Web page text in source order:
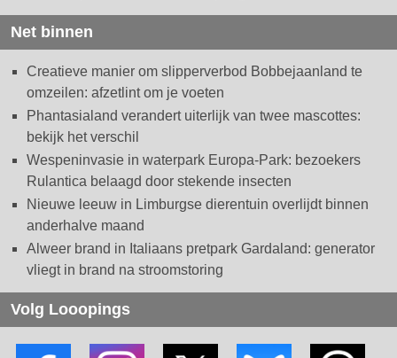
Net binnen
Creatieve manier om slipperverbod Bobbejaanland te
omzeilen: afzetlint om je voeten
Phantasialand verandert uiterlijk van twee mascottes:
bekijk het verschil
Wespeninvasie in waterpark Europa-Park: bezoekers
Rulantica belaagd door stekende insecten
Nieuwe leeuw in Limburgse dierentuin overlijdt binnen
anderhalve maand
Alweer brand in Italiaans pretpark Gardaland: generator
vliegt in brand na stroomstoring
Volg Looopings